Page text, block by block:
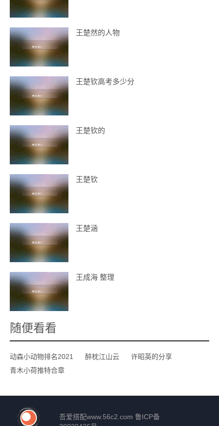
王楚然的人物
王楚钦高考多少分
王楚钦的
王楚钦
王楚涵
王成海 整理
随便看看
动森小动物排名2021 醉枕江山云
许昭英的分享
青木小荷推特合章
吾爱搭配www.56c2.com 鲁ICP备